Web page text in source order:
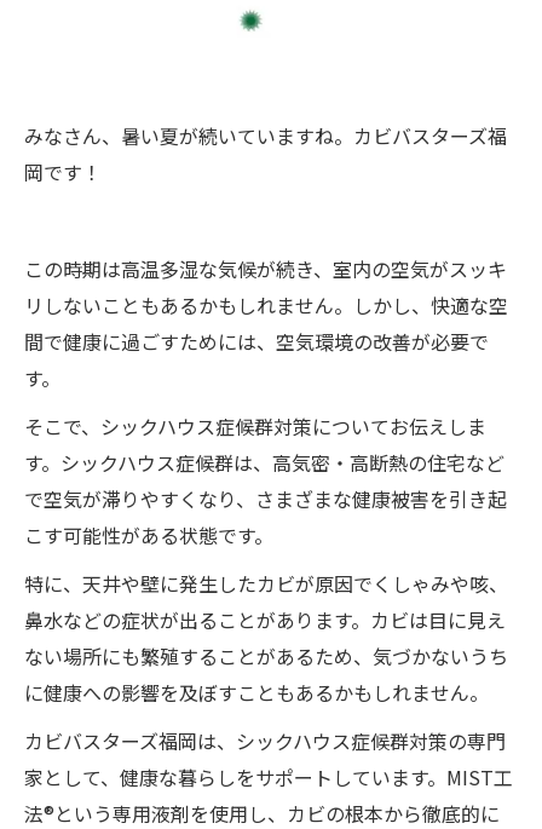
みなさん、暑い夏が続いていますね。カビバスターズ福
岡です！
この時期は高温多湿な気候が続き、室内の空気がスッキ
リしないこともあるかもしれません。しかし、快適な空
間で健康に過ごすためには、空気環境の改善が必要で
す。
そこで、シックハウス症候群対策についてお伝えしま
す。シックハウス症候群は、高気密・高断熱の住宅など
で空気が滞りやすくなり、さまざまな健康被害を引き起
こす可能性がある状態です。
特に、天井や壁に発生したカビが原因でくしゃみや咳、
鼻水などの症状が出ることがあります。カビは目に見え
ない場所にも繁殖することがあるため、気づかないうち
に健康への影響を及ぼすこともあるかもしれません。
カビバスターズ福岡は、シックハウス症候群対策の専門
家として、健康な暮らしをサポートしています。MIST工
法®という専用液剤を使用し、カビの根本から徹底的に